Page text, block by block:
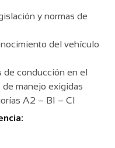
y normas de
del vehículo
de conducción en el
manejo exigidas
A2 – B1 – C1